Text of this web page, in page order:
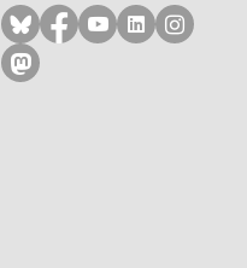
Volg ons op bluesky
Volg ons op
Volg ons op
Volg ons
Volg
Volg ons op mastodon